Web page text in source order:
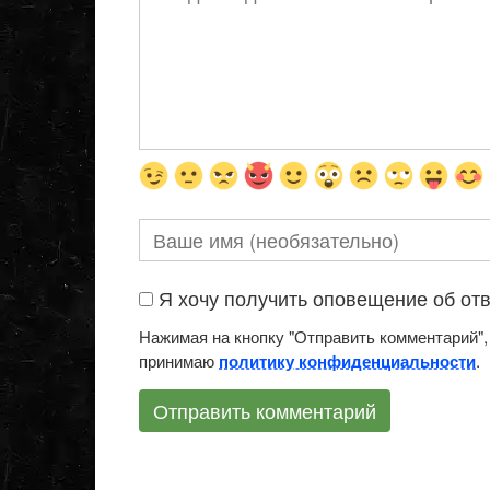
Я хочу получить оповещение об
Нажимая на кнопку "Отправить
принимаю политику конфиденциальности.